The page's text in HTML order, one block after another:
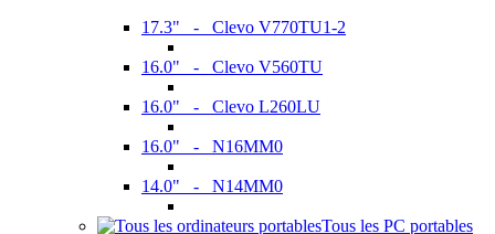
17.3" - Clevo V770TU1-2
16.0" - Clevo V560TU
16.0" - Clevo L260LU
16.0" - N16MM0
14.0" - N14MM0
Tous les PC portables